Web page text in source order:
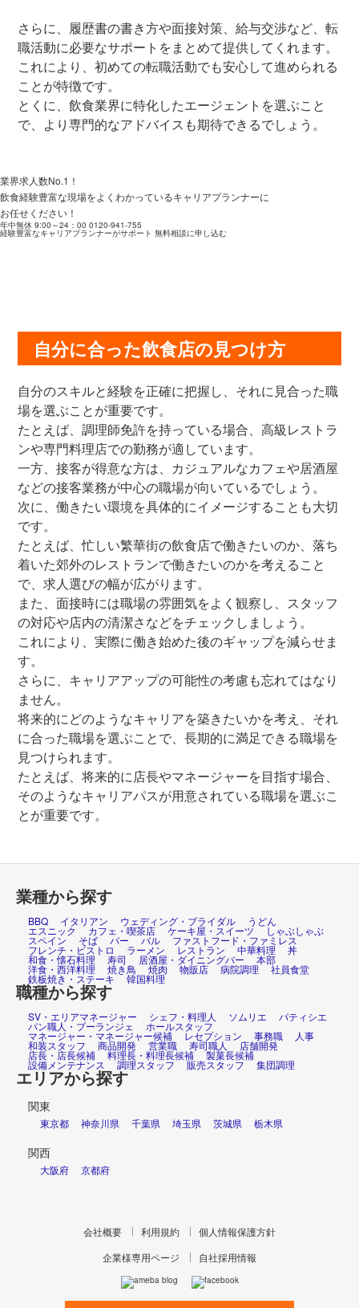
さらに、履歴書の書き方や面接対策、給与交渉など、転
職活動に必要なサポートをまとめて提供してくれます。
これにより、初めての転職活動でも安心して進められる
ことが特徴です。
とくに、飲食業界に特化したエージェントを選ぶこと
で、より専門的なアドバイスも期待できるでしょう。
業界求人数No.1！
飲食経験豊富な現場をよくわかっているキャリアプランナーに
お任せください！
年中無休 9:00～24：00 0120-941-755
経験豊富なキャリアプランナーがサポート 無料相談に申し込む
自分に合った飲食店の見つけ方
自分のスキルと経験を正確に把握し、それに見合った職
場を選ぶことが重要です。
たとえば、調理師免許を持っている場合、高級レストラ
ンや専門料理店での勤務が適しています。
一方、接客が得意な方は、カジュアルなカフェや居酒屋
などの接客業務が中心の職場が向いているでしょう。
次に、働きたい環境を具体的にイメージすることも大切
です。
たとえば、忙しい繁華街の飲食店で働きたいのか、落ち
着いた郊外のレストランで働きたいのかを考えること
で、求人選びの幅が広がります。
また、面接時には職場の雰囲気をよく観察し、スタッフ
の対応や店内の清潔さなどをチェックしましょう。
これにより、実際に働き始めた後のギャップを減らせま
す。
さらに、キャリアアップの可能性の考慮も忘れてはなり
ません。
将来的にどのようなキャリアを築きたいかを考え、それ
に合った職場を選ぶことで、長期的に満足できる職場を
見つけられます。
たとえば、将来的に店長やマネージャーを目指す場合、
そのようなキャリアパスが用意されている職場を選ぶこ
とが重要です。
業種から探す
BBQ イタリアン ウェディング・ブライダル うどん
エスニック カフェ・喫茶店 ケーキ屋・スイーツ しゃぶしゃぶ
スペイン そば バー バル ファストフード・ファミレス
フレンチ・ビストロ ラーメン レストラン 中華料理 丼
和食・懐石料理 寿司 居酒屋・ダイニングバー 本部
洋食・西洋料理 焼き鳥 焼肉 物販店 病院調理 社員食堂
鉄板焼き・ステーキ 韓国料理
職種から探す
SV・エリアマネージャー シェフ・料理人 ソムリエ パティシエ
パン職人・ブーランジェ ホールスタッフ
マネージャー・マネージャー候補 レセプション 事務職 人事
和装スタッフ 商品開発 営業職 寿司職人 店舗開発
店長・店長候補 料理長・料理長候補 製菓長候補
設備メンテナンス 調理スタッフ 販売スタッフ 集団調理
エリアから探す
関東
東京都 神奈川県 千葉県 埼玉県 茨城県 栃木県
関西
大阪府 京都府
会社概要 利用規約
個人情報保護方針
企業様専用ページ
自社採用情報